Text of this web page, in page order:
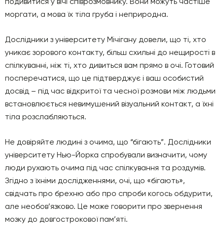
моргати, а мова їх тіла груба і неприродна.
Дослідники з університету Мічігану довели, що ті, хто
уникає зорового контакту, більш схильні до нещирості в
спілкуванні, ніж ті, хто дивиться вам прямо в очі. Готовий
посперечатися, що це підтверджує і ваш особистий
досвід – під час відкритої та чесної розмови між людьми
встановлюється невимушений візуальний контакт, а їхні
тіла розслабляються.
Не довіряйте людині з очима, що “бігають”. Дослідники
університету Нью-Йорка спробували визначити, чому
люди рухають очима під час спілкування та роздумів.
Згідно з їхніми дослідженнями, очі, що «бігають»,
свідчать про брехню або про спроби когось обдурити,
але необов’язково. Це може говорити про звернення
мозку до довгострокової пам’яті.